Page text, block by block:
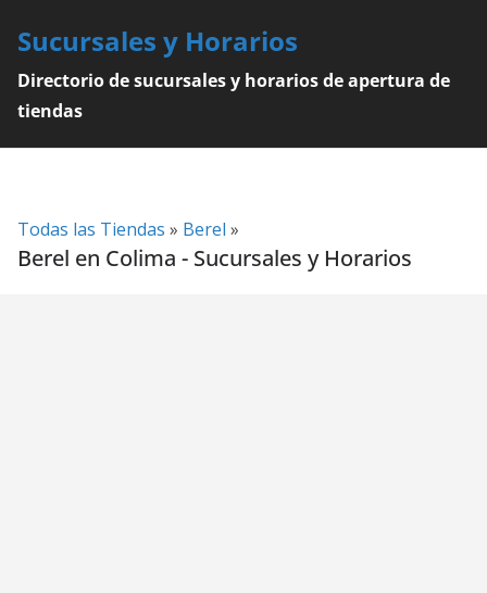
content
Sucursales y Horarios
Directorio de sucursales y horarios de apertura de
tiendas
Todas las Tiendas » Berel »
Berel en Colima - Sucursales y Horarios